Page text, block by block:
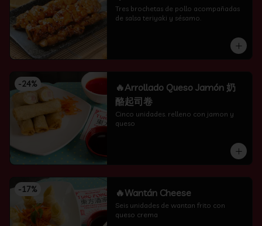
Tres brochetas de pollo acompañadas
de salsa teriyaki y sésamo.
-24%
🔥Arrollado Queso Jamón 奶
酪起司卷
Cinco unidades. relleno con jamon y
queso
-17% 🔥Wantán Cheese
Seis unidades de wantan frito con
queso crema